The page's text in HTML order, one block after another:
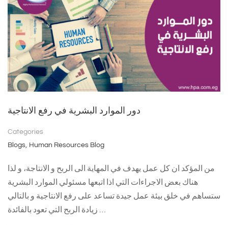
دور الموارد البشرية في رفع الانتاجية
Categories
Blogs
Human Resources Blog
من المؤكد ان كل عمل يهدف في المهاية الى الربح و الانتاجة، و لذا
هناك بعض الاجراءات التي اذا اتبعها مسئولي الموارد البشرية
ستساهم في خلق بيئة عمل جيدة تساعد على رفع الانتاجية و بالتالي